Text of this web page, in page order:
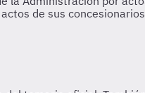
de sus